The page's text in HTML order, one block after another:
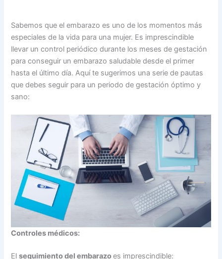
Sabemos que el embarazo es uno de los momentos más
especiales de la vida para una mujer. Es imprescindible
llevar un control periódico durante los meses de gestación
para conseguir un embarazo saludable desde el primer
hasta el último día. Aquí te sugerimos una serie de pautas
que debes seguir para un periodo de gestación óptimo y
sano:
Controles médicos:
Elseguimiento del embarazoes imprescindible: